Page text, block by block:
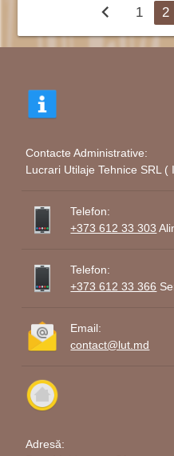
chevron_left 1 2
Contacte Administrative:
Lucrari Utilaje Tehnice SRL
Telefon:
+373 612 33 303
Telefon:
+373 612 33 366
Email:
contact@lut.md
Adresă: